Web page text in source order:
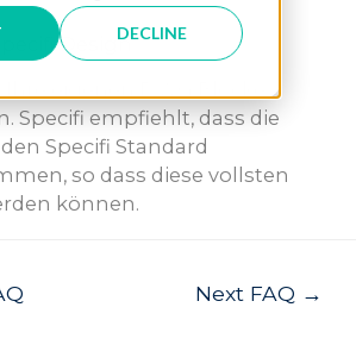
DECLINE
Design
Specifi empfiehlt, dass die
Specifi Standard
so dass diese vollsten
können.
Next FAQ →